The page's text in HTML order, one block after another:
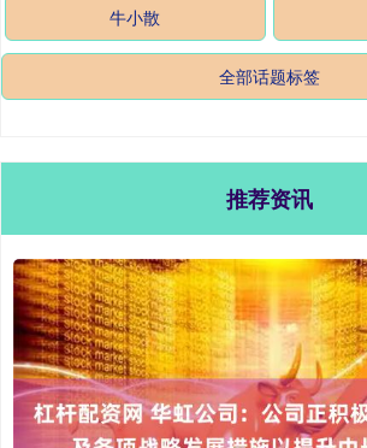
牛小散
全部话题标签
推荐资讯